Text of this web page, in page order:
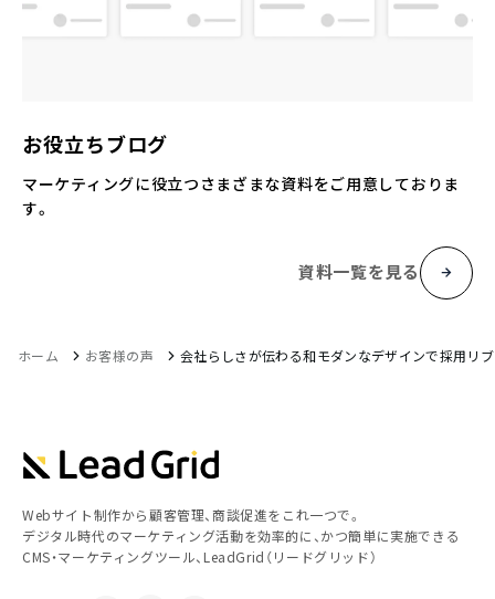
お役立ちブログ
マーケティングに役立つさまざまな資料をご用意しておりま
す。
資料一覧を見る
ホーム お客様の声 会社らしさが伝わる和モダンなデザインで採用リ
Webサイト制作から顧客管理、商談促進をこれ一つで。
デジタル時代のマーケティング活動を効率的に、かつ簡単に実施できる
CMS・マーケティングツール、LeadGrid（リードグリッド）